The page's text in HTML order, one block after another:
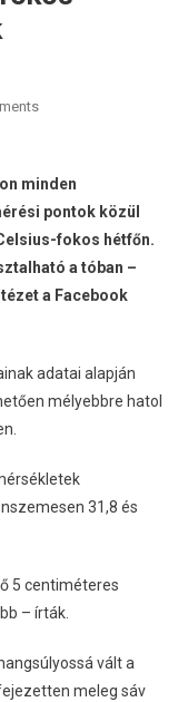
minden
pontok közül
fokos hétfőn.
a tóban –
a Facebook
adatai alapján
mélyebbre hatol
31,8 és
5 centiméteres
– írták.
vált a
meleg sáv